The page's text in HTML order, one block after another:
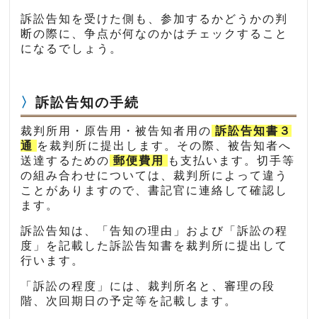
訴訟告知を受けた側も、参加するかどうかの判
断の際に、争点が何なのかはチェックすること
になるでしょう。
訴訟告知の手続
裁判所用・原告用・被告知者用の 訴訟告知書３
通 を裁判所に提出します。その際、被告知者へ
送達するための 郵便費用
も支払います。切手等
の組み合わせについては、裁判所によって違う
ことがありますので、書記官に連絡して確認し
ます。
訴訟告知は、「告知の理由」および「訴訟の程
度」を記載した訴訟告知書を裁判所に提出して
行います。
「訴訟の程度」には、裁判所名と、審理の段
階、次回期日の予定等を記載します。